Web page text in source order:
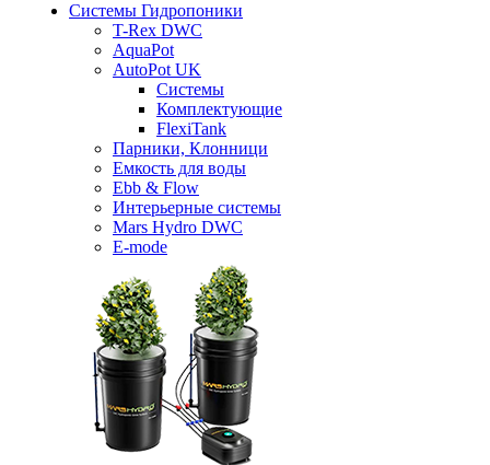
Системы Гидропоники
T-Rex DWC
AquaPot
AutoPot UK
Системы
Комплектующие
FlexiTank
Парники, Клонници
Емкость для воды
Ebb & Flow
Интерьерные системы
Mars Hydro DWC
E-mode